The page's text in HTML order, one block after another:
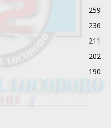
259
236
211
202
190